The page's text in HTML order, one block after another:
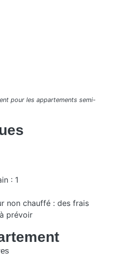
pour les appartements semi-
: 1
non chauffé : des frais
prévoir